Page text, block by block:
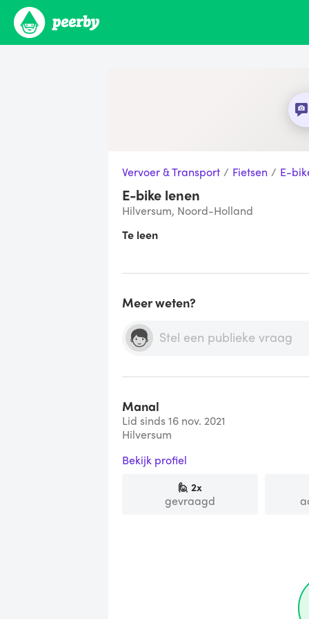
Vervoer & Transport / Fietsen / E-
E-bike lenen
Hilversum, Noord-Holland
Te leen
Meer weten?
Manal
Lid sinds 16 nov. 2021
Hilversum
Bekijk profiel
🙋 2x
gevraagd